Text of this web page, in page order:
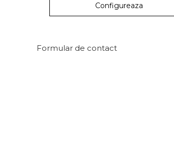
Configureaza
Formular de contact